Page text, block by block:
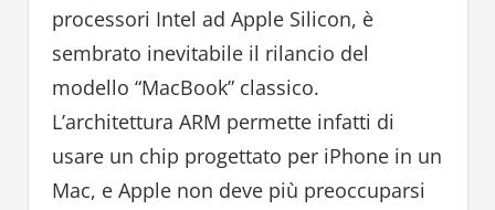
processori Intel ad Apple Silicon, è
sembrato inevitabile il rilancio del
modello “MacBook” classico.
L’architettura ARM permette infatti di
usare un chip progettato per iPhone in un
Mac, e Apple non deve più preoccuparsi